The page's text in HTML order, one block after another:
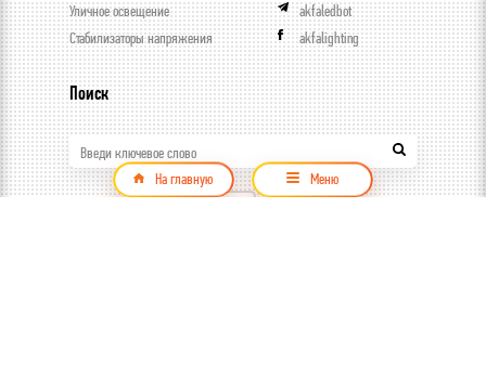
На главную Меню
Уличное освещение
Стабилизаторы напряжения
akfaledbot
akfalighting
Поиск
Введи ключевое слово